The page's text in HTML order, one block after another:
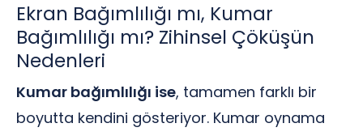
Ekran Bağımlılığı mı, Kumar
Bağımlılığı mı? Zihinsel Çöküşün
Nedenleri
Kumar bağımlılığı ise, tamamen farklı bir
boyutta kendini gösteriyor. Kumar oynama